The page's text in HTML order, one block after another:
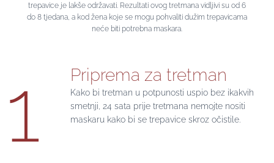
trepavice je lakše održavati. Rezultati ovog tretmana vidljivi su od 6
do 8 tjedana, a kod žena koje se mogu pohvaliti dužim trepavicama
neće biti potrebna maskara.
1 Priprema za tretman
Kako bi tretman u potpunosti uspio bez ikakvih
smetnji, 24 sata prije tretmana nemojte nositi
maskaru kako bi se trepavice skroz očistile.